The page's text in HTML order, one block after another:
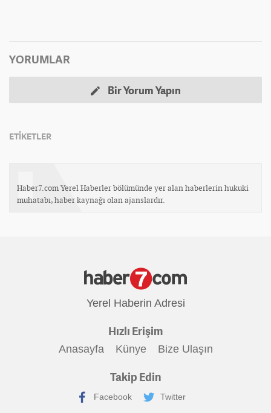
YORUMLAR
Bir Yorum Yapın
ETİKETLER
Haber7.com Yerel Haberler bölümünde yer alan haberlerin hukuki
muhatabı, haber kaynağı olan ajanslardır.
Yerel Haberin Adresi
Hızlı Erişim
Anasayfa Künye Bize Ulaşın
Takip Edin
Facebook Twitter